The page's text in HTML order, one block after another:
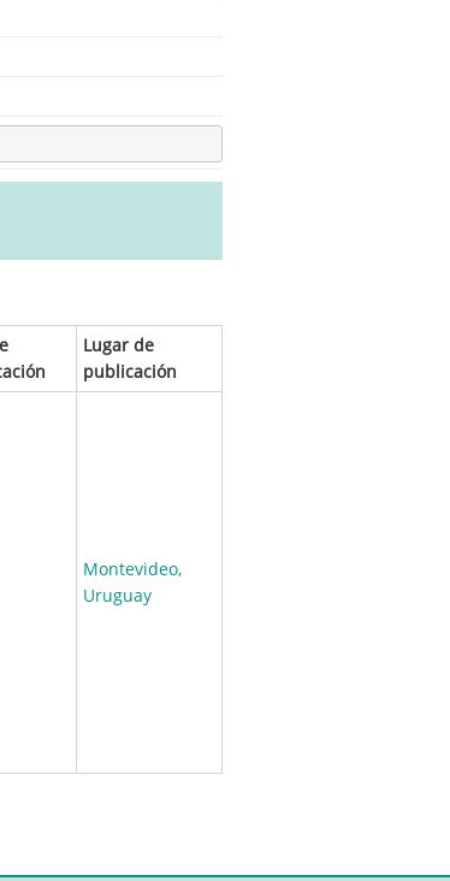
Lugar de
publicación
Montevideo,
Uruguay